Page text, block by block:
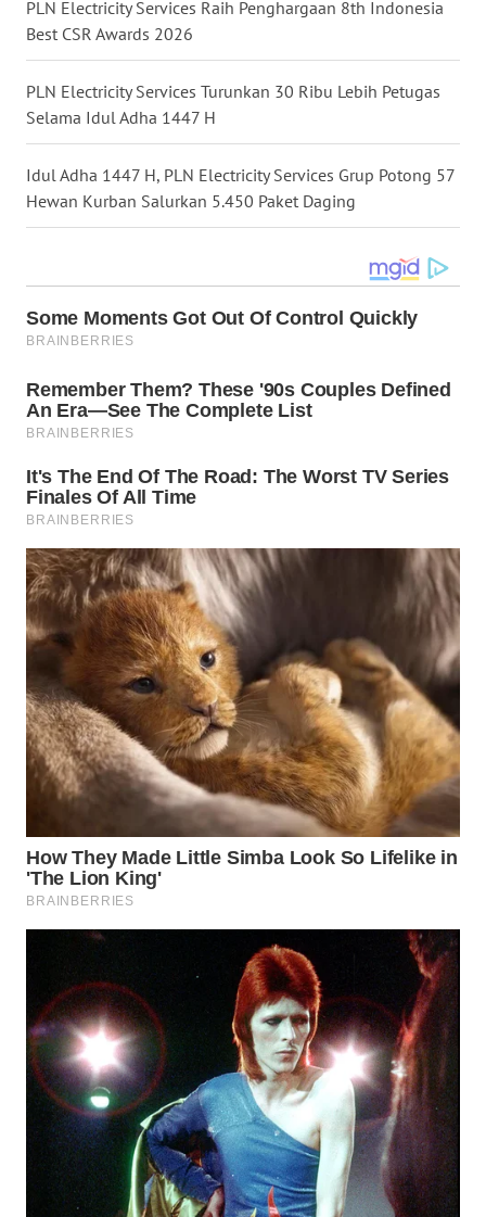
PLN Electricity Services Raih Penghargaan 8th Indonesia
Best CSR Awards 2026
PLN Electricity Services Turunkan 30 Ribu Lebih Petugas
Selama Idul Adha 1447 H
Idul Adha 1447 H, PLN Electricity Services Grup Potong 57
Hewan Kurban Salurkan 5.450 Paket Daging
WN
WN
KALSEL
WN
KALTIM
WN
SULSEL
GORONTALO
SULUT
WN
MALUKU
WN
MALUT
WN
DAIRI
WN
DANAU
WN
NIAS
WN
TAPANULI
SELATAN
WN
TANJUNG
LESUNG